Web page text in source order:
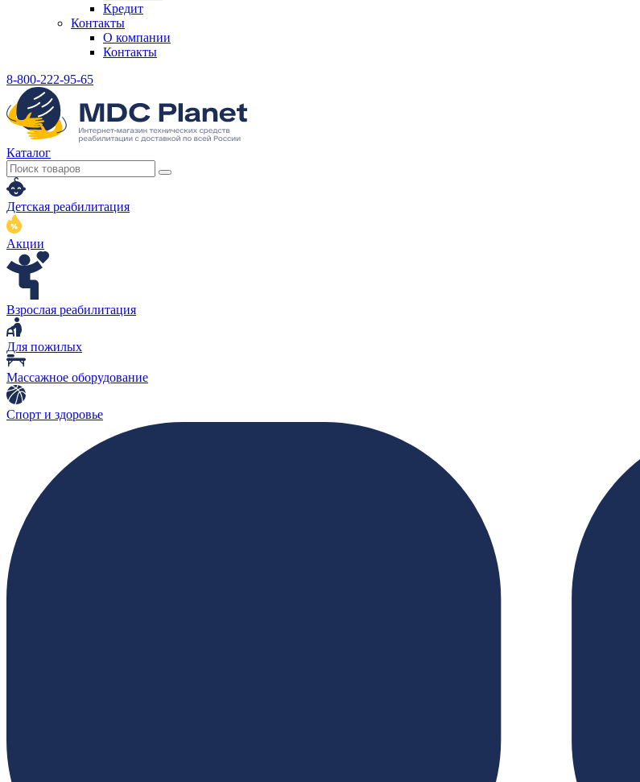
Кредит
Контакты
О компании
Контакты
8-800-222-95-65
Каталог
Детская реабилитация
Акции
Взрослая реабилитация
Для пожилых
Массажное оборудование
Спорт и здоровье